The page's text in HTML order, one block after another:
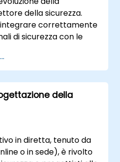
della sicurezza.
correttamente
di sicurezza con le
della
legati ai sistemi
dalle minacce
della sicurezza.
della
in diretta, tenuto da
o in sede), è rivolto